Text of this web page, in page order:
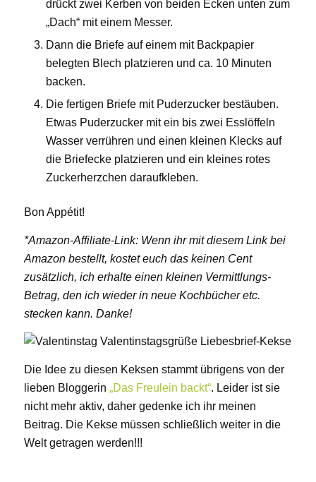
drückt zwei Kerben von beiden Ecken unten zum
„Dach“ mit einem Messer.
Dann die Briefe auf einem mit Backpapier
belegten Blech platzieren und ca. 10 Minuten
backen.
Die fertigen Briefe mit Puderzucker bestäuben.
Etwas Puderzucker mit ein bis zwei Esslöffeln
Wasser verrühren und einen kleinen Klecks auf
die Briefecke platzieren und ein kleines rotes
Zuckerherzchen daraufkleben.
Bon Appétit!
*Amazon-Affiliate-Link: Wenn ihr mit diesem Link bei
Amazon bestellt, kostet euch das keinen Cent
zusätzlich, ich erhalte einen kleinen Vermittlungs-
Betrag, den ich wieder in neue Kochbücher etc.
stecken kann. Danke!
Die Idee zu diesen Keksen stammt übrigens von der
lieben Bloggerin „Das Freulein backt“. Leider ist sie
nicht mehr aktiv, daher gedenke ich ihr meinen
Beitrag. Die Kekse müssen schließlich weiter in die
Welt getragen werden!!!